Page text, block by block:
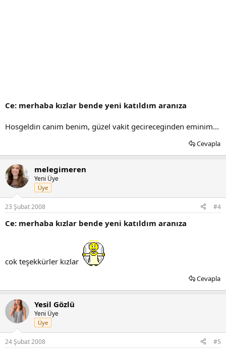
Ce: merhaba kızlar bende yeni katıldım aranıza
Hosgeldin canim benim, güzel vakit gecireceginden eminim...
Cevapla
melegimeren
Yeni Üye
Üye
23 Şubat 2008 #4
Ce: merhaba kızlar bende yeni katıldım aranıza
cok teşekkürler kızlar
Cevapla
Yesil Gözlü
Yeni Üye
Üye
24 Şubat 2008 #5